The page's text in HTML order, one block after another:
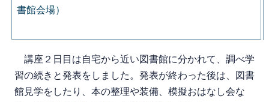
書館会場）
講座２日目は自宅から近い図書館に分かれて、調べ学
習の続きと発表をしました。発表が終わった後は、図書
館見学をしたり、本の整理や装備、模擬おはなし会な